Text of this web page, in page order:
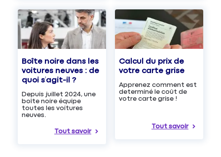
Boîte noire dans les
voitures neuves : de
quoi s’agit-il ?
Depuis juillet 2024, une
boîte noire équipe
toutes les voitures
neuves.
Tout savoir
Calcul du prix de
votre carte grise
Apprenez comment est
determiné le coût de
votre carte grise !
Tout savoir